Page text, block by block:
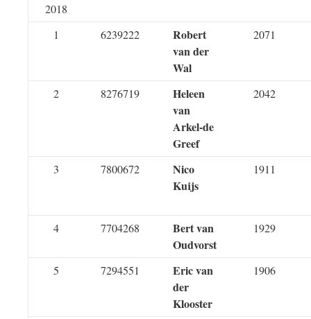
2018
1 6239222
Robert
van der
Wal
2071
2 8276719
Heleen
van
Arkel-de
Greef
2042
3 7800672
Nico
Kuijs
1911
4 7704268
Bert van
Oudvorst
1929
5 7294551
Eric van
der
Klooster
1906